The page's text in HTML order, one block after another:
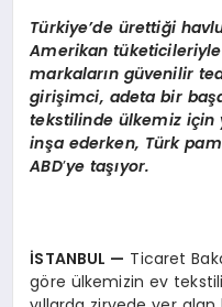
Türkiye’de ürettiği
Amerikan
markaların güvenilir
girişimci, adeta bir
tekstilinde ülkemiz
inşa ederken, Türk
ABD’ye taşıyor.
İSTANBUL — Ticaret
göre ülkemizin ev